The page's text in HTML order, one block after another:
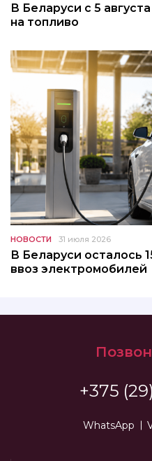
В Беларуси с 5
на топливо
НОВОСТИ 31 июля 2026
В Беларуси осталось
ввоз электромобилей
+375
WhatsApp